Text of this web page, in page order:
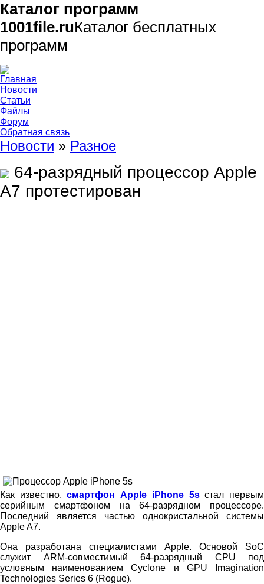
Каталог программ
1001file.ruКаталог бесплатных
программ
Главная
Новости
Статьи
Файлы
Форум
Обратная связь
Новости » Разное
64-разрядный процессор Apple
A7 протестирован
Как известно,смартфон Apple iPhone 5sстал первым
серийным смартфоном на 64-разрядном процессоре.
Последний является частью однокристальной системы
Apple A7.
Она разработана специалистами Apple. Основой SoC
служит ARM-совместимый 64-разрядный CPU под
условным наименованием Cyclone и GPU Imagination
Technologies Series 6 (Rogue).